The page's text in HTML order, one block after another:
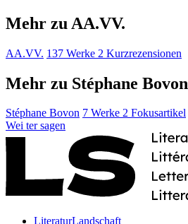
Mehr zu AA.VV.
AA.VV. 137 Werke 2 Kurzrezensionen
Mehr zu Stéphane Bovon
Stéphane Bovon 7 Werke 2 Fokusartikel
Wei ter sagen
LiteraturLandschaft